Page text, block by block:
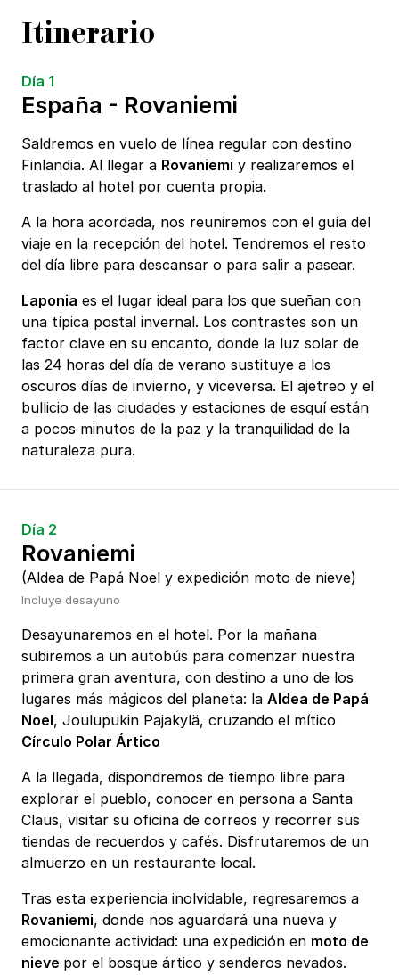
Itinerario
Día 1
España - Rovaniemi
Saldremos en vuelo de línea regular con destino
Finlandia. Al llegar a Rovaniemi y realizaremos el
traslado al hotel por cuenta propia.
A la hora acordada, nos reuniremos con el guía del
viaje en la recepción del hotel. Tendremos el resto
del día libre para descansar o para salir a pasear.
Laponia es el lugar ideal para los que sueñan con
una típica postal invernal. Los contrastes son un
factor clave en su encanto, donde la luz solar de
las 24 horas del día de verano sustituye a los
oscuros días de invierno, y viceversa. El ajetreo y el
bullicio de las ciudades y estaciones de esquí están
a pocos minutos de la paz y la tranquilidad de la
naturaleza pura.
Día 2
Rovaniemi
(Aldea de Papá Noel y expedición moto de nieve)
Incluye desayuno
Desayunaremos en el hotel. Por la mañana
subiremos a un autobús para comenzar nuestra
primera gran aventura, con destino a uno de los
lugares más mágicos del planeta: la Aldea de Papá
Noel, Joulupukin Pajakylä, cruzando el mítico
Círculo Polar Ártico
A la llegada, dispondremos de tiempo libre para
explorar el pueblo, conocer en persona a Santa
Claus, visitar su oficina de correos y recorrer sus
tiendas de recuerdos y cafés. Disfrutaremos de un
almuerzo en un restaurante local.
Tras esta experiencia inolvidable, regresaremos a
Rovaniemi, donde nos aguardará una nueva y
emocionante actividad: una expedición en moto de
nieve por el bosque ártico y senderos nevados.